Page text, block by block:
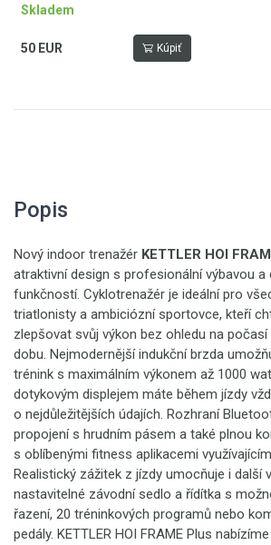
Skladem
50 EUR Kúpiť
Popis
Nový indoor trenažér KETTLER HOI
atraktivní design s profesionální výbavou a
funkčností. Cyklotrenažér je ideální pro
triatlonisty a ambiciózní sportovce, kteří
zlepšovat svůj výkon bez ohledu na
dobu. Nejmodernější indukční brzda
trénink s maximálním výkonem až 1000
dotykovým displejem máte během jízdy
o nejdůležitějších údajích. Rozhraní
propojení s hrudním pásem a také plnou
s oblíbenými fitness aplikacemi
Realistický zážitek z jízdy umocňuje i další
nastavitelné závodní sedlo a řídítka s
řazení, 20 tréninkových programů nebo
pedály. KETTLER HOI FRAME Plus